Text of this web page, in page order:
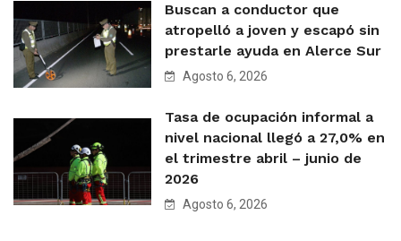
Buscan a conductor que
atropelló a joven y escapó sin
prestarle ayuda en Alerce Sur
Agosto 6, 2026
Tasa de ocupación informal a
nivel nacional llegó a 27,0% en
el trimestre abril – junio de
2026
Agosto 6, 2026